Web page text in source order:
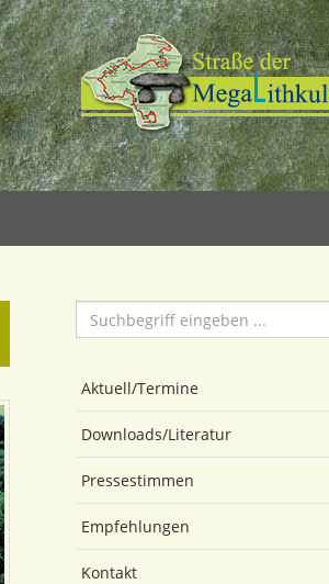
Suchen
Aktuell/Termine
Downloads/Literatur
Pressestimmen
Empfehlungen
Kontakt